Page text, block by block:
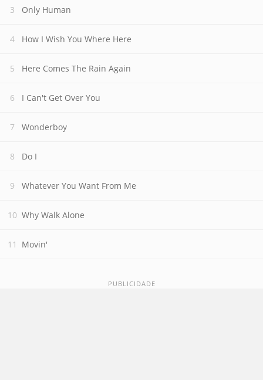
Only Human
How I Wish You Where Here
Here Comes The Rain Again
I Can't Get Over You
Wonderboy
Do I
Whatever You Want From Me
Why Walk Alone
Movin'